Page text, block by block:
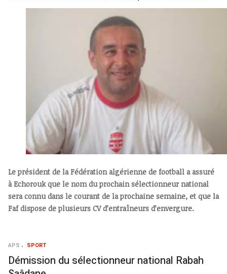
Le président de la Fédération algérienne de football a assuré
à Echorouk que le nom du prochain sélectionneur national
sera connu dans le courant de la prochaine semaine, et que la
Faf dispose de plusieurs CV d’entraîneurs d’envergure.
APS SPORT
Démission du sélectionneur national Rabah